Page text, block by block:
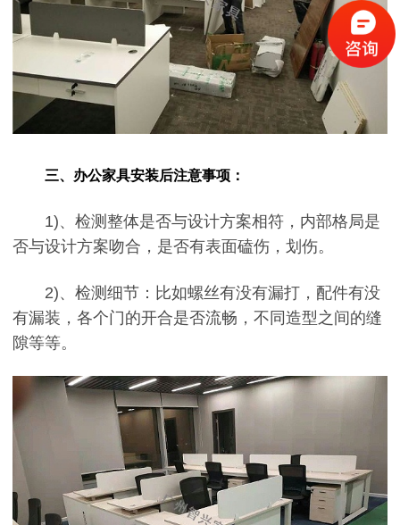
三、办公家具安装后注意事项：
1)、检测整体是否与设计方案相符，内部格局是
否与设计方案吻合，是否有表面磕伤，划伤。
2)、检测细节：比如螺丝有没有漏打，配件有没
有漏装，各个门的开合是否流畅，不同造型之间的缝
隙等等。